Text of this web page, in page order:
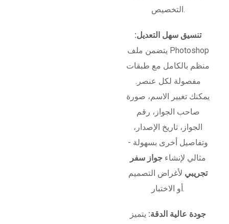
التخصيص.
تنسيق سهل التعديل:
يتضمن ملف Photoshop
منظم بالكامل مع طبقات
مفصولة لكل عنصر.
يمكنك تغيير الاسم، صورة
صاحب الجواز، رقم
الجواز، تاريخ الإصدار،
وتفاصيل أخرى بسهولة -
مثالي لإنشاء جواز سفر
تجريبي لأغراض التصميم
أو الاختبار.
جودة عالية الدقة: يتميز